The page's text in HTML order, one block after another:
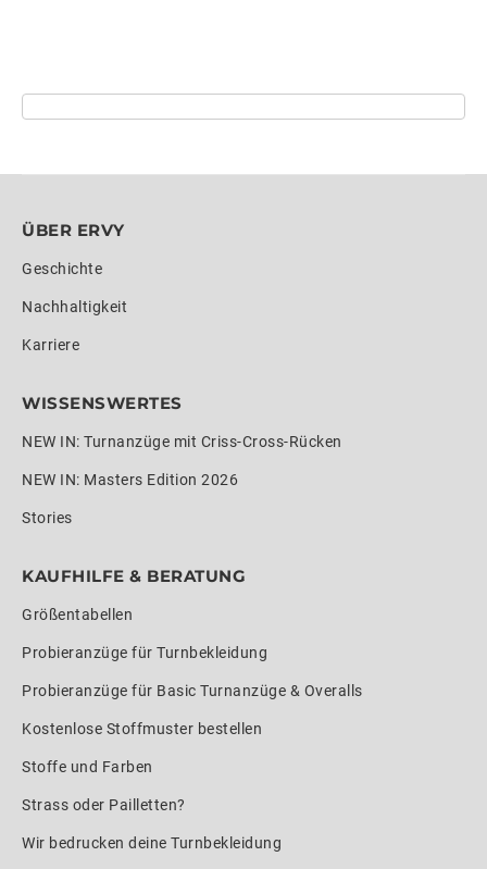
ÜBER ERVY
Geschichte
Nachhaltigkeit
Karriere
WISSENSWERTES
NEW IN: Turnanzüge mit Criss-Cross-Rücken
NEW IN: Masters Edition 2026
Stories
KAUFHILFE & BERATUNG
Größentabellen
Probieranzüge für Turnbekleidung
Probieranzüge für Basic Turnanzüge & Overalls
Kostenlose Stoffmuster bestellen
Stoffe und Farben
Strass oder Pailletten?
Wir bedrucken deine Turnbekleidung